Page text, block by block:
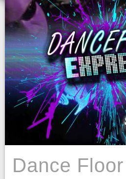
Dance